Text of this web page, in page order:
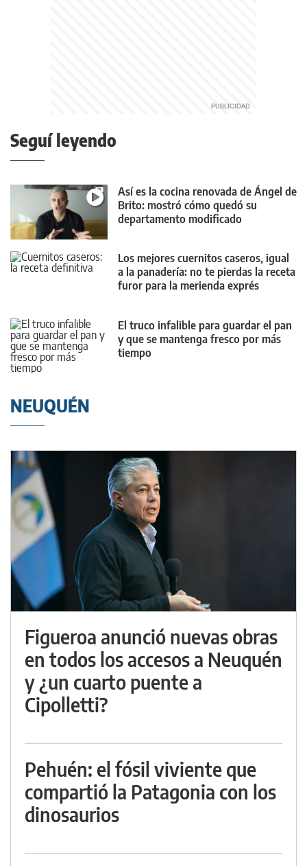
Seguí leyendo
Así es la cocina renovada de Ángel de
Brito: mostró cómo quedó su
departamento modificado
Los mejores cuernitos caseros, igual
a la panadería: no te pierdas la receta
furor para la merienda exprés
El truco infalible para guardar el pan
y que se mantenga fresco por más
tiempo
NEUQUÉN
Figueroa anunció nuevas obras
en todos los accesos a Neuquén
y ¿un cuarto puente a
Cipolletti?
Pehuén: el fósil viviente que
compartió la Patagonia con los
dinosaurios